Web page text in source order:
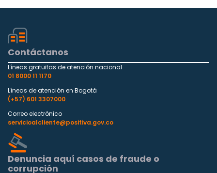
Contáctanos
Líneas gratuitas de atención nacional
01 8000 11 1170
Líneas de atención en Bogotá
(+57) 601 3307000
Correo electrónico
servicioalcliente@positiva.gov.co
Denuncia aquí casos de fraude o
corrupción